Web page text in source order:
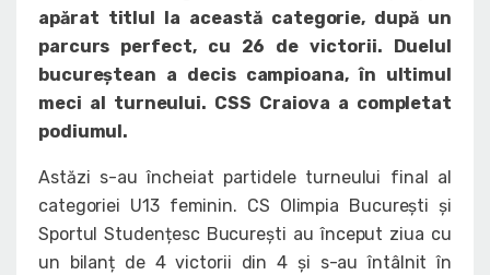
apărat titlul la această categorie, după un
parcurs perfect, cu 26 de victorii. Duelul
bucureștean a decis campioana, în ultimul
meci al turneului. CSS Craiova a completat
podiumul.
Astăzi s-au încheiat partidele turneului final al
categoriei U13 feminin. CS Olimpia București și
Sportul Studențesc București au început ziua cu
un bilanț de 4 victorii din 4 și s-au întâlnit în